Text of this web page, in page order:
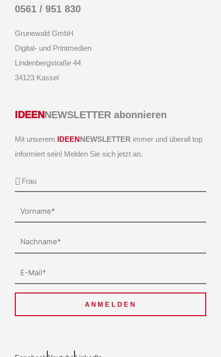
0561 / 951 830
Grunewald GmbH
Digital- und Printmedien
Lindenbergstraße 44
34123 Kassel
IDEENNEWSLETTER abonnieren
Mit unserem IDEENNEWSLETTER immer und überall top
informiert sein! Melden Sie sich jetzt an.
Anrede
Vorname
Nachname
E-
Mail
ANMELDEN